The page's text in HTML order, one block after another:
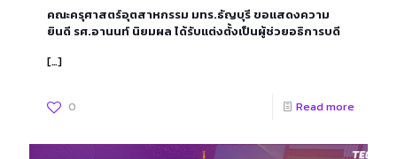
คณะครุศาสตร์อุตสาหกรรม มทร.ธัญบุรี ขอแสดงความ
ยินดี รศ.อานนท์ นิยมผล ได้รับแต่งตั้งเป็นผู้ช่วยอธิการบดี
[…]
0 Read more